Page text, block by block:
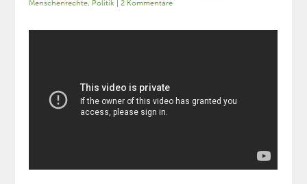
Menschenrechte, Politik |2 Kommentare